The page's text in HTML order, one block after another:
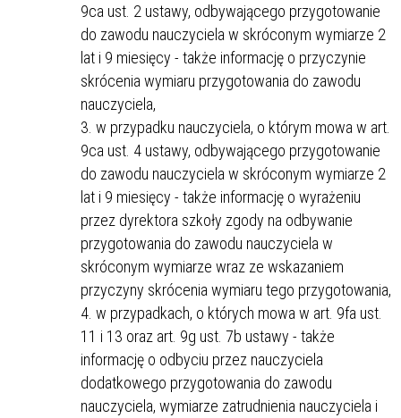
9ca ust. 2 ustawy, odbywającego przygotowanie
do zawodu nauczyciela w skróconym wymiarze 2
lat i 9 miesięcy - także informację o przyczynie
skrócenia wymiaru przygotowania do zawodu
nauczyciela,
w przypadku nauczyciela, o którym mowa w art.
9ca ust. 4 ustawy, odbywającego przygotowanie
do zawodu nauczyciela w skróconym wymiarze 2
lat i 9 miesięcy - także informację o wyrażeniu
przez dyrektora szkoły zgody na odbywanie
przygotowania do zawodu nauczyciela w
skróconym wymiarze wraz ze wskazaniem
przyczyny skrócenia wymiaru tego przygotowania,
w przypadkach, o których mowa w art. 9fa ust.
11 i 13 oraz art. 9g ust. 7b ustawy - także
informację o odbyciu przez nauczyciela
dodatkowego przygotowania do zawodu
nauczyciela, wymiarze zatrudnienia nauczyciela i